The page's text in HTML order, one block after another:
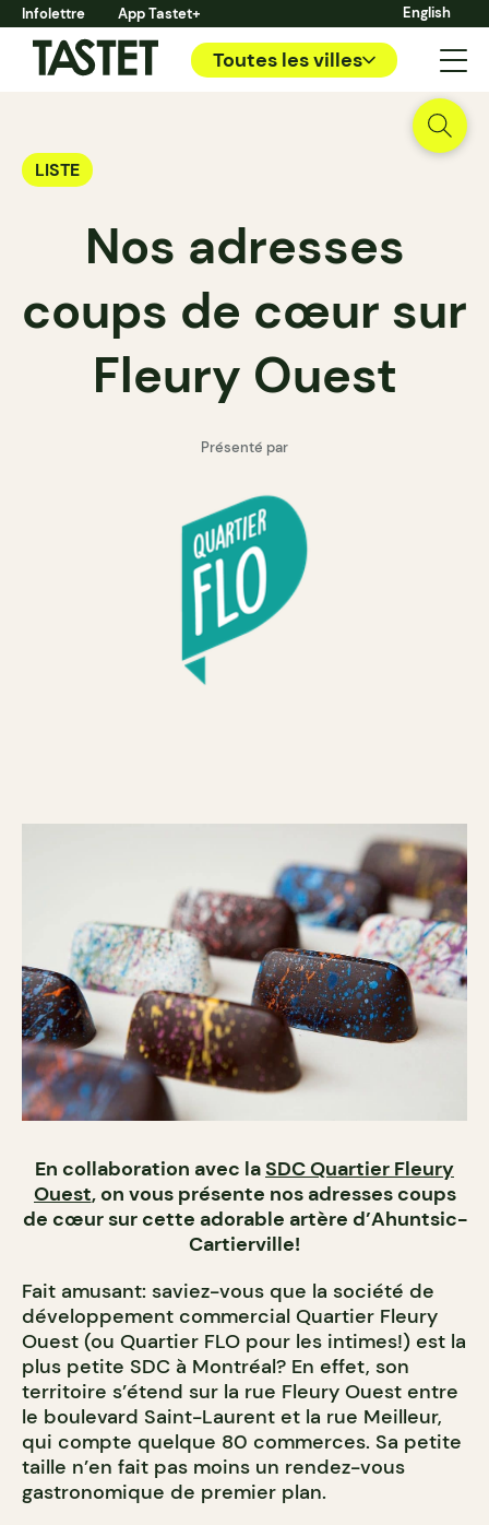
Infolettre App Tastet+ English
Toutes les villes
LISTE
Nos adresses
coups de cœur sur
Fleury Ouest
Présenté par
En collaboration avec laSDC Quartier Fleury
Ouest, on vous présente nos adresses coups
de cœur sur cette adorable artère d’Ahuntsic-
Cartierville!
Fait amusant: saviez-vous que la société de
développement commercial Quartier Fleury
Ouest (ou Quartier FLO pour les intimes!) est la
plus petite SDC à Montréal? En effet, son
territoire s’étend sur la rue Fleury Ouest entre
le boulevard Saint-Laurent et la rue Meilleur,
qui compte quelque 80 commerces. Sa petite
taille n’en fait pas moins un rendez-vous
gastronomique de premier plan.